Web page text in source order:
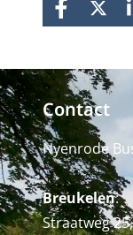
X
Contact
Nyenrode
Breukelen:
Straatweg